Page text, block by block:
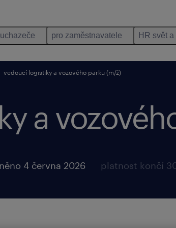
pro zaměstnavatele HR svět
vedoucí logistiky a vozového parku (m/ž)
a
4 června 2026 platnost končí